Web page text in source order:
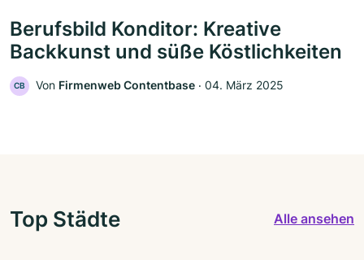
Berufsbild Konditor: Kreative
Backkunst und süße Köstlichkeiten
CB Von Firmenweb Contentbase ‧ 04. März 2025
Top Städte Alle ansehen